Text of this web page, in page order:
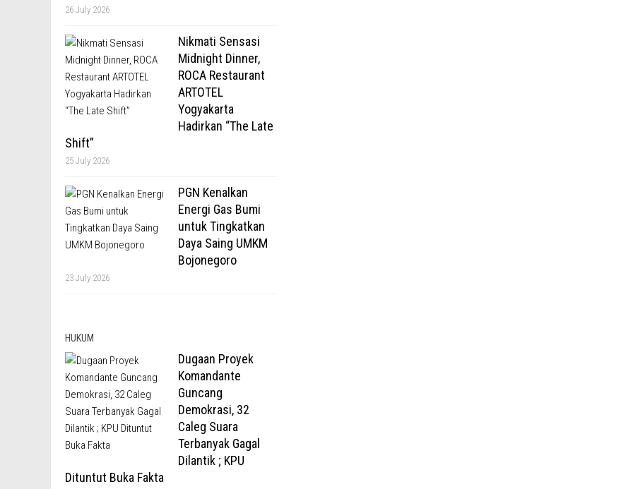
26 July 2026
Nikmati Sensasi
Midnight Dinner,
ROCA Restaurant
ARTOTEL
Yogyakarta
Hadirkan “The Late
Shift”
25 July 2026
PGN Kenalkan
Energi Gas Bumi
untuk Tingkatkan
Daya Saing UMKM
Bojonegoro
23 July 2026
HUKUM
Dugaan Proyek
Komandante
Guncang
Demokrasi, 32
Caleg Suara
Terbanyak Gagal
Dilantik ; KPU
Dituntut Buka Fakta